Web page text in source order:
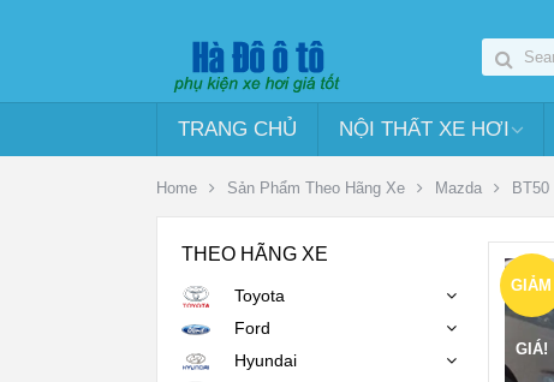
TRANG CHỦ NỘI THẤT XE HƠI
Home Sản Phẩm Theo Hãng Xe Mazda BT50
GIẢM
GIÁ!
THEO HÃNG XE
Toyota
Ford
Hyundai